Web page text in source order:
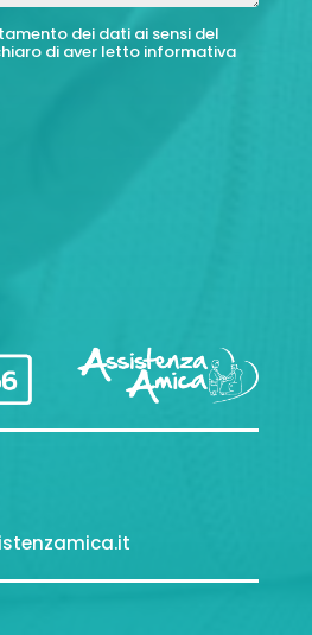
dei dati ai sensi del
di aver letto informativa